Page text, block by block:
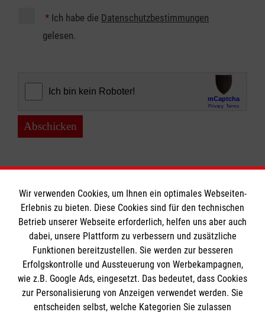
* Ich habe die Datenschutzbestimmungen
gelesen.
Abschicken
Informationen
Impressum
Datenschutz
Barrierefreiheit
Die Malteser
Wir verwenden Cookies, um Ihnen ein optimales Webseiten-
Erlebnis zu bieten. Diese Cookies sind für den technischen
Betrieb unserer Webseite erforderlich, helfen uns aber auch
dabei, unsere Plattform zu verbessern und zusätzliche
Funktionen bereitzustellen. Sie werden zur besseren
Erfolgskontrolle und Aussteuerung von Werbekampagnen,
wie z.B. Google Ads, eingesetzt. Das bedeutet, dass Cookies
zur Personalisierung von Anzeigen verwendet werden. Sie
entscheiden selbst, welche Kategorien Sie zulassen